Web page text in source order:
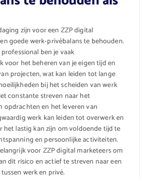
zijn voor een ZZP digital
goede werk-privébalans te behouden.
ben je vaak
voor het beheren van je eigen tijd en
projecten, wat kan leiden tot lange
bij het scheiden van werk
constante streven naar het
opdrachten en het leveren van
werk kan leiden tot overwerk en
het lastig kan zijn om voldoende tijd te
en persoonlijke activiteiten.
voor ZZP digital marketeers om
dit risico en actief te streven naar een
werk en privé.